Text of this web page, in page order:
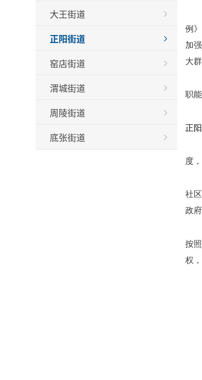
大王街道
正阳街道
窑店街道
渭城街道
周陵街道
底张街道
例
加
大
职
正
度
社
政
按
权